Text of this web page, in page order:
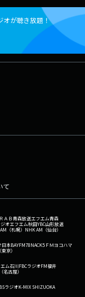
オが聴き放題！
て
ＲＡＢ青森放送エフエム青森
オエフエム秋田YBC山形放送
（札幌） NHK AM（仙台）
日本BAYFM78NACK5 ＦＭヨコハマ
京）
ム石川FBCラジオFM福井
名古屋）
ラジオK-MIX SHIZUOKA